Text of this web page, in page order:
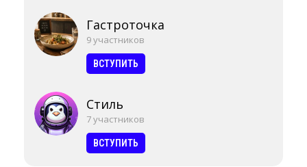
Гастроточка
9 участников
ВСТУПИТЬ
Стиль
7 участников
ВСТУПИТЬ